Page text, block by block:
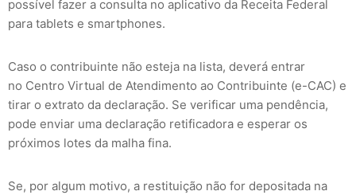
possível fazer a consulta no aplicativo da Receita Federal
para tablets e smartphones.
Caso o contribuinte não esteja na lista, deverá entrar
no Centro Virtual de Atendimento ao Contribuinte (e-CAC) e
tirar o extrato da declaração. Se verificar uma pendência,
pode enviar uma declaração retificadora e esperar os
próximos lotes da malha fina.
Se, por algum motivo, a restituição não for depositada na